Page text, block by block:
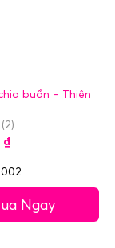
buồn – Thiên
(2)
₫
002
Ngay